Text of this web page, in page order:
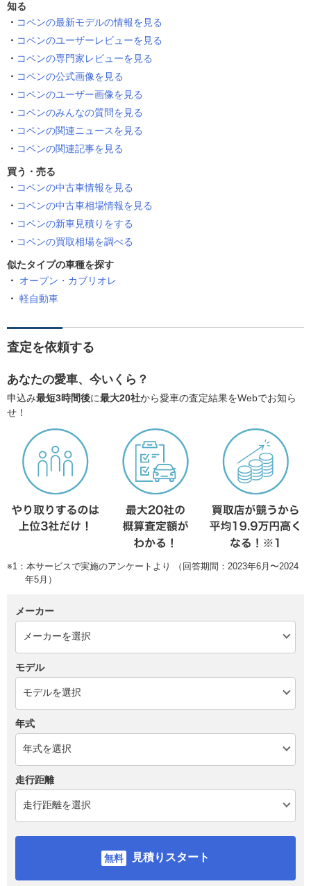
知る
コペンの最新モデルの情報を見る
コペンのユーザーレビューを見る
コペンの専門家レビューを見る
コペンの公式画像を見る
コペンのユーザー画像を見る
コペンのみんなの質問を見る
コペンの関連ニュースを見る
コペンの関連記事を見る
買う・売る
コペンの中古車情報を見る
コペンの中古車相場情報を見る
コペンの新車見積りをする
コペンの買取相場を調べる
似たタイプの車種を探す
オープン・カブリオレ
軽自動車
査定を依頼する
あなたの愛車、今いくら？
申込み最短3時間後に最大20社から愛車の査定結果をWebでお知ら
せ！
※1：本サービスで実施のアンケートより （回答期間：2023年6月〜2024
年5月）
メーカー
モデル
年式
走行距離
見積りスタート